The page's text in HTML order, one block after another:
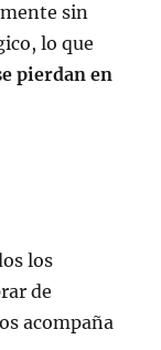
sin
lo que
pierdan en
los
de
acompaña